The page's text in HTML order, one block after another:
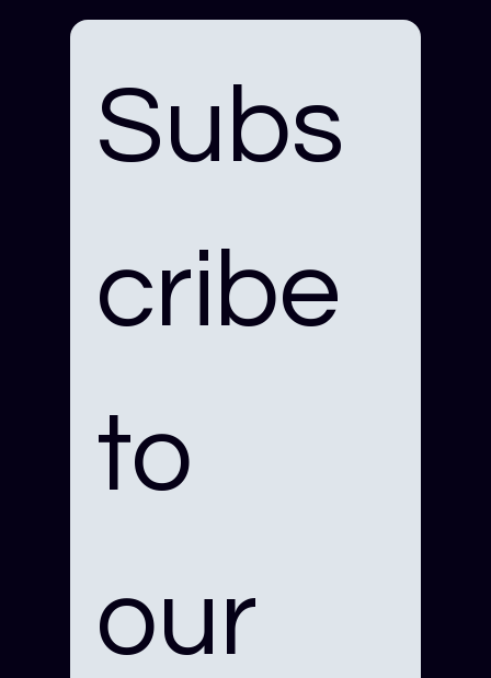
Subs
cribe
to
our